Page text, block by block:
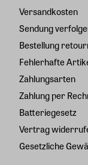
Versandkosten
Sendung
Bestellung
Fehlerhafte
Zahlungsarten
Zahlung per
Batteriegesetz
Vertrag
Gesetzliche